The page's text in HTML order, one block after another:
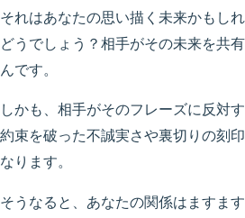
それはあなたの思い描く未来かもし
どうでしょう？相手がその未来を共
んです。
しかも、相手がそのフレーズに反対
約束を破った不誠実さや裏切りの刻
なります。
そうなると、あなたの関係はますま